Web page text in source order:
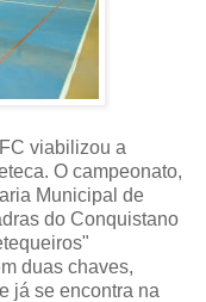
viabilizou a
O campeonato,
Municipal de
do Conquistano
duas chaves,
já se encontra na